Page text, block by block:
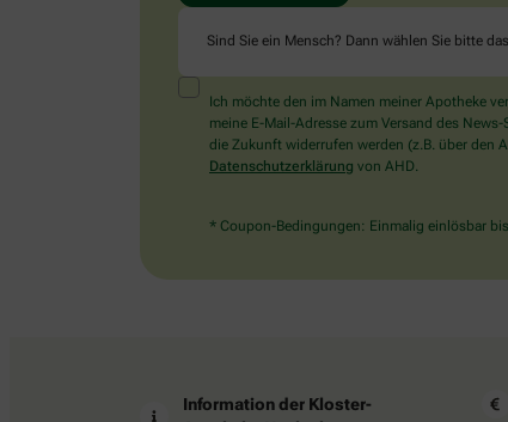
Sind Sie ein Mensch? Dann wählen Sie bitte
Ich möchte den im Namen meiner Apotheke
meine E-Mail-Adresse zum Versand des
die Zukunft widerrufen werden (z.B. über den
Datenschutzerklärung von AHD.
* Coupon-Bedingungen: Einmalig einlösbar
Information der Kloster-